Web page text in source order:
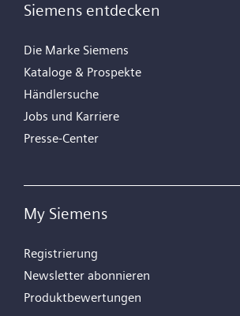
Siemens entdecken
Die Marke Siemens
Kataloge & Prospekte
Händlersuche
Jobs und Karriere
Presse-Center
My Siemens
Registrierung
Newsletter abonnieren
Produktbewertungen